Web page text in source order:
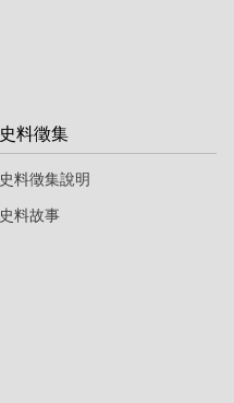
史料徵集
史料徵集說明
史料故事